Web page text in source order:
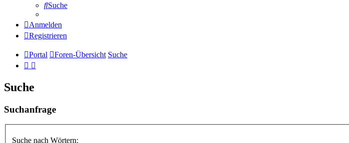
Suche
Anmelden
Registrieren
Portal Foren-Übersicht Suche
Suche
Suchanfrage
Suche nach Wörtern: